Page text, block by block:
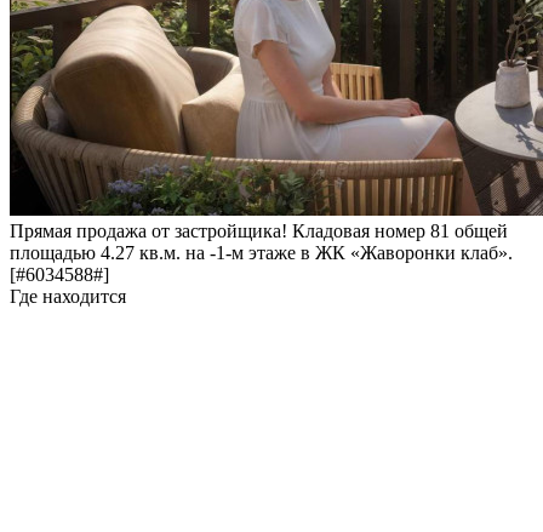
Прямая продажа от застройщика! Кладовая номер 81 общей
площадью 4.27 кв.м. на -1-м этаже в ЖК «Жаворонки клаб».
[#6034588#]
Где находится